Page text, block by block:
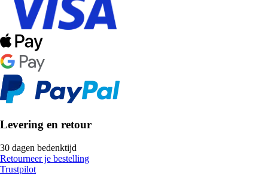
Levering en retour
30 dagen bedenktijd
Retourneer je bestelling
Trustpilot